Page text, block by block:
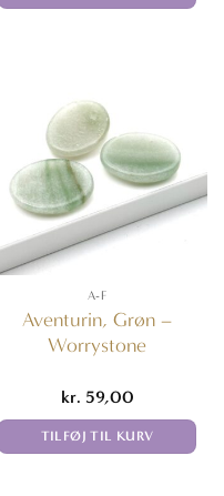
A-F
Aventurin, Grøn –
Worrystone
kr. 59,00
TILFØJ TIL KURV